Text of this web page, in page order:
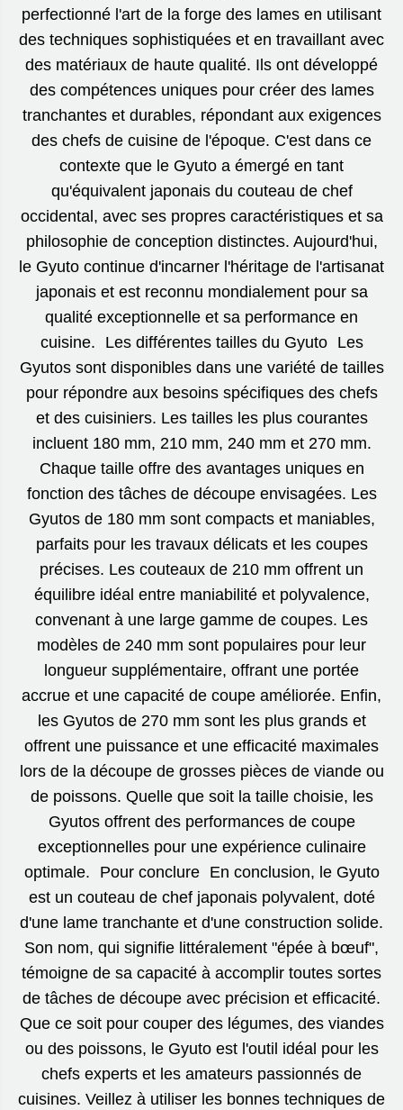
perfectionné l'art de la forge des lames en utilisant
des techniques sophistiquées et en travaillant avec
des matériaux de haute qualité. Ils ont développé
des compétences uniques pour créer des lames
tranchantes et durables, répondant aux exigences
des chefs de cuisine de l'époque. C'est dans ce
contexte que le Gyuto a émergé en tant
qu'équivalent japonais du couteau de chef
occidental, avec ses propres caractéristiques et sa
philosophie de conception distinctes. Aujourd'hui,
le Gyuto continue d'incarner l'héritage de l'artisanat
japonais et est reconnu mondialement pour sa
qualité exceptionnelle et sa performance en
cuisine. Les différentes tailles du Gyuto Les
Gyutos sont disponibles dans une variété de tailles
pour répondre aux besoins spécifiques des chefs
et des cuisiniers. Les tailles les plus courantes
incluent 180 mm, 210 mm, 240 mm et 270 mm.
Chaque taille offre des avantages uniques en
fonction des tâches de découpe envisagées. Les
Gyutos de 180 mm sont compacts et maniables,
parfaits pour les travaux délicats et les coupes
précises. Les couteaux de 210 mm offrent un
équilibre idéal entre maniabilité et polyvalence,
convenant à une large gamme de coupes. Les
modèles de 240 mm sont populaires pour leur
longueur supplémentaire, offrant une portée
accrue et une capacité de coupe améliorée. Enfin,
les Gyutos de 270 mm sont les plus grands et
offrent une puissance et une efficacité maximales
lors de la découpe de grosses pièces de viande ou
de poissons. Quelle que soit la taille choisie, les
Gyutos offrent des performances de coupe
exceptionnelles pour une expérience culinaire
optimale. Pour conclure En conclusion, le Gyuto
est un couteau de chef japonais polyvalent, doté
d'une lame tranchante et d'une construction solide.
Son nom, qui signifie littéralement "épée à bœuf",
témoigne de sa capacité à accomplir toutes sortes
de tâches de découpe avec précision et efficacité.
Que ce soit pour couper des légumes, des viandes
ou des poissons, le Gyuto est l'outil idéal pour les
chefs experts et les amateurs passionnés de
cuisines. Veillez à utiliser les bonnes techniques de